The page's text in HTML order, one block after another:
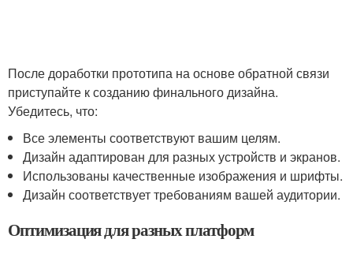
После доработки прототипа на основе обратной связи
приступайте к созданию финального дизайна.
Убедитесь, что:
Все элементы соответствуют вашим целям.
Дизайн адаптирован для разных устройств и экранов.
Использованы качественные изображения и шрифты.
Дизайн соответствует требованиям вашей аудитории.
Оптимизация для разных платформ